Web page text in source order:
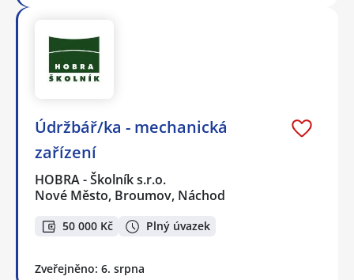
Údržbář/ka - mechanická
zařízení
HOBRA - Školník s.r.o.
Nové Město, Broumov, Náchod
50 000 Kč Plný úvazek
Zveřejněno: 6. srpna